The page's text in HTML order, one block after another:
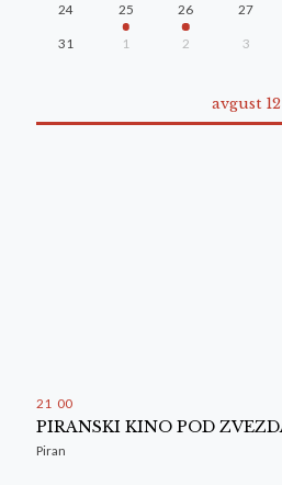
24 25 26 27
31 1 2 3
avgust 12
21 00
PIRANSKI KINO POD
Piran